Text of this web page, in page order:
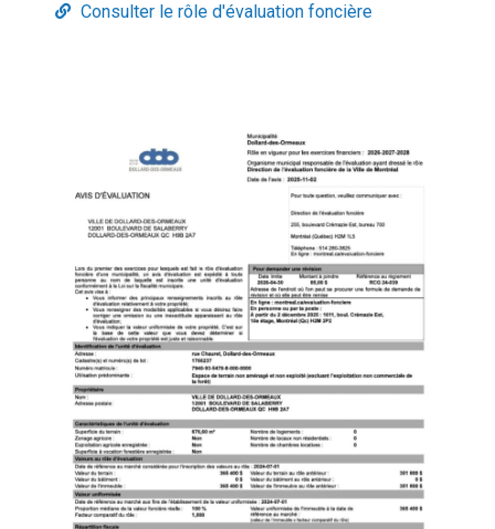
Consulter le rôle d'évaluation foncière